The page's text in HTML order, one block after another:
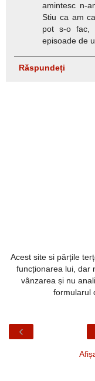
amintesc n-
Stiu ca am
pot s-o fac,
episoade de
Răspundeți
Acest site si părțile
funcționarea lui, dar
vânzarea și nu
formularul
‹